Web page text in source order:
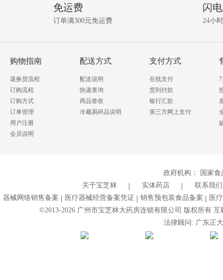
我要提问
免运费
订单满300元免运费
闪
24小
购物指南
退换货流程
订购流程
订购方式
订单管理
用户注册
会员说明
配送方式
配送说明
快递查询
商品签收
冷藏易碎品说明
支付方式
在线支付
货到付款
银行汇款
第三方网上支付
政府机构：
国家
关于宝芝林
实体药店
联系我们
器械网络销售备案
医疗器械经营备案凭证 销售预包装食品备案
医
©2013-2026广州市宝芝林大药房连锁有限公司 版权所有
法律顾问: 广东正